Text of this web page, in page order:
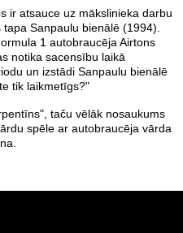
ir atsauce uz mākslinieka darbu
Sanpaulu bienālē (1994).
1 autobraucēja Airtons
notika sacensību laikā
un izstādi Sanpaulu bienālē
tik laikmetīgs?"
taču vēlāk nosaukums
spēle ar autobraucēja vārda